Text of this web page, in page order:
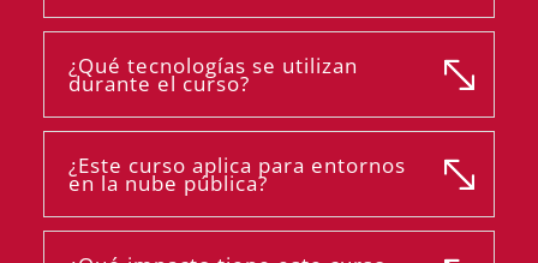
¿Qué tecnologías se utilizan
durante el curso?
¿Este curso aplica para entornos
en la nube pública?